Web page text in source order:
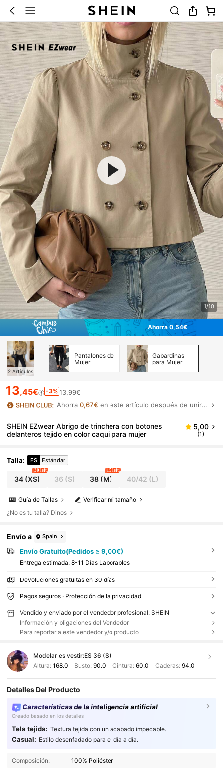
1/10
Ahorra 0,54€
2 Artículos
Pantalones de
Mujer
Gabardinas
para Mujer
13,45€ -3% 13,99€
Ahorra 0,67€ en este artículo después de unirte.
SHEIN EZwear Abrigo de trinchera con botones
delanteros tejido en color caqui para mujer
5,00
(1)
Talla: ES Estándar
34(XS)
30 left
36 (S) 38(M)
15 left
40/42 (L)
Verificar mi tamaño
Guía de Tallas
¿No es tu talla? Dinos
Envío a Spain
Envío Gratuito(Pedidos ≥ 9,00€)
Entrega estimada: 8-11 Días Laborables
Devoluciones gratuitas en 30 días
Pagos seguros · Protección de la privacidad
Vendido y enviado por el vendedor profesional: SHEIN
Información y bligaciones del Vendedor
Para reportar a este vendedor y/o producto
Modelar es vestir:ES 36 (S)
Altura: 168.0 Busto:90.0 Cintura: 60.0 Caderas: 94.0
Detalles Del Producto
Características de la inteligencia artificial
Creado basado en los detalles
Tela tejida: Textura tejida con un acabado impecable.
Casual: Estilo desenfadado para el día a día.
Composición: 100% Poliéster